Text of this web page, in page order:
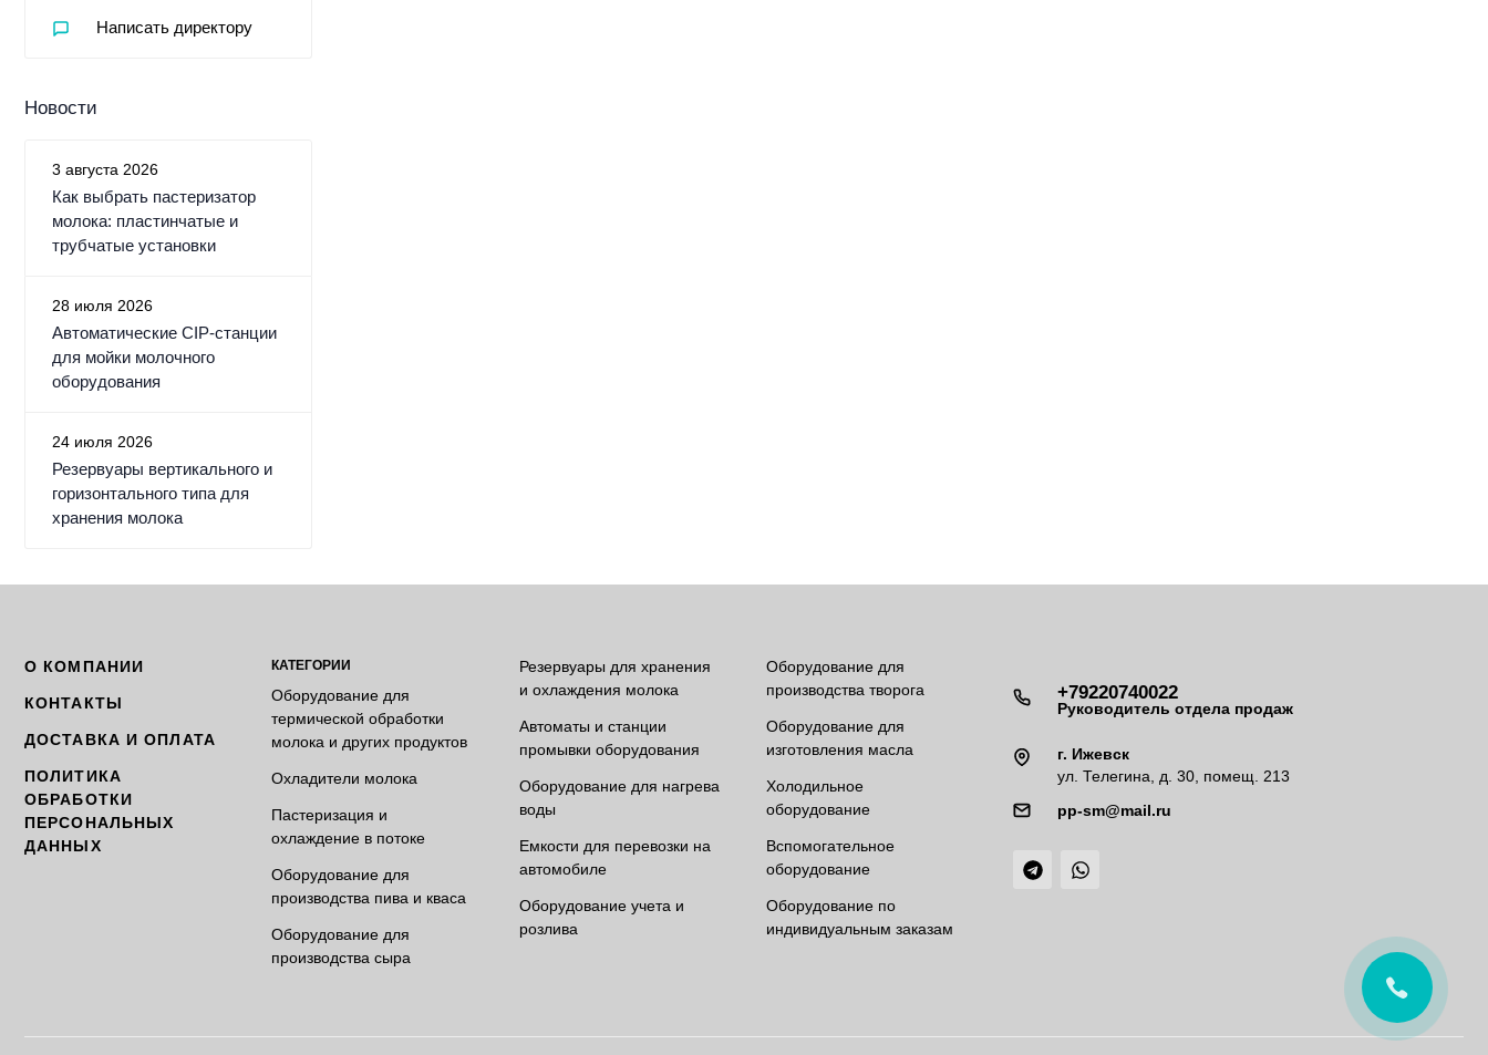
Написать директору
Новости
3 августа 2026
Как выбрать пастеризатор
молока: пластинчатые и
трубчатые установки
28 июля 2026
Автоматические CIP-станции
для мойки молочного
оборудования
24 июля 2026
Резервуары вертикального и
горизонтального типа для
хранения молока
О КОМПАНИИ
КОНТАКТЫ
ДОСТАВКА И ОПЛАТА
ПОЛИТИКА
ОБРАБОТКИ
ПЕРСОНАЛЬНЫХ
ДАННЫХ
КАТЕГОРИИ
Оборудование для
термической обработки
молока и других продуктов
Охладители молока
Пастеризация и
охлаждение в потоке
Оборудование для
производства пива и кваса
Оборудование для
производства сыра
Резервуары для хранения
и охлаждения молока
Автоматы и станции
промывки оборудования
Оборудование для нагрева
воды
Емкости для перевозки на
автомобиле
Оборудование учета и
розлива
Оборудование для
производства творога
Оборудование для
изготовления масла
Холодильное
оборудование
Вспомогательное
оборудование
Оборудование по
индивидуальным заказам
+79220740022
Руководитель отдела продаж
г. Ижевск
ул. Телегина, д. 30, помещ. 213
pp-sm@mail.ru